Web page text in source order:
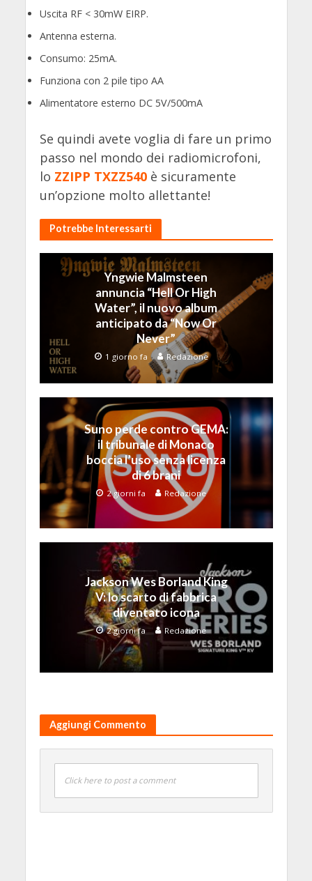
Uscita RF < 30mW EIRP.
Antenna esterna.
Consumo: 25mA.
Funziona con 2 pile tipo AA
Alimentatore esterno DC 5V/500mA
Se quindi avete voglia di fare un primo
passo nel mondo dei radiomicrofoni,
lo ZZIPP TXZZ540è sicuramente
un’opzione molto allettante!
Potrebbe Interessarti
Yngwie Malmsteen
annuncia “Hell Or High
Water”, il nuovo album
anticipato da “Now Or
Never”
1 giorno fa Redazione
Suno perde contro GEMA:
il tribunale di Monaco
boccia l’uso senza licenza
di 6 brani
2 giorni fa Redazione
Jackson Wes Borland King
V: lo scarto di fabbrica
diventato icona
2 giorni fa Redazione
Aggiungi Commento
Click here to post a comment